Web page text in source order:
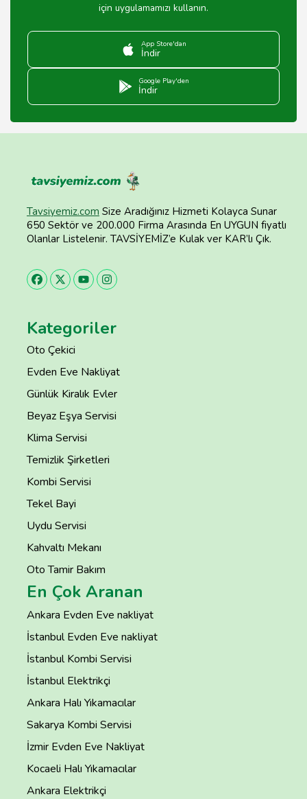
için uygulamamızı kullanın.
App Store'dan
İndir
Google Play'den
İndir
Tavsiyemiz.com Size Aradığınız Hizmeti Kolayca Sunar
650 Sektör ve 200.000 Firma Arasında En UYGUN fiyatlı
Olanlar Listelenir. TAVSİYEMİZ’e Kulak ver KAR’lı Çık.
Kategoriler
Oto Çekici
Evden Eve Nakliyat
Günlük Kiralık Evler
Beyaz Eşya Servisi
Klima Servisi
Temizlik Şirketleri
Kombi Servisi
Tekel Bayi
Uydu Servisi
Kahvaltı Mekanı
Oto Tamir Bakım
En Çok Aranan
Ankara Evden Eve nakliyat
İstanbul Evden Eve nakliyat
İstanbul Kombi Servisi
İstanbul Elektrikçi
Ankara Halı Yıkamacılar
Sakarya Kombi Servisi
İzmir Evden Eve Nakliyat
Kocaeli Halı Yıkamacılar
Ankara Elektrikçi